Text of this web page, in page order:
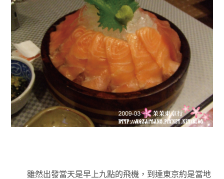
雖然出發當天是早上九點的飛機，到達東京約是當地